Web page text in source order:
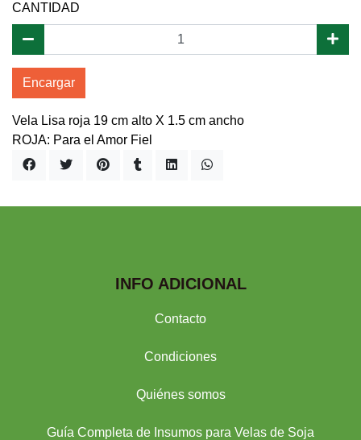
CANTIDAD
Encargar
Vela Lisa roja 19 cm alto X 1.5 cm ancho
ROJA: Para el Amor Fiel
INFO ADICIONAL
Contacto
Condiciones
Quiénes somos
Guía Completa de Insumos para Velas de Soja